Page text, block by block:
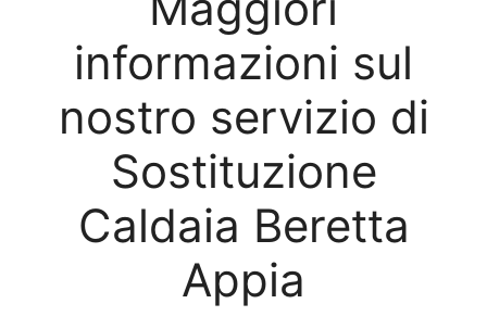
informazioni sul
nostro servizio di
Sostituzione
Caldaia Beretta
Appia